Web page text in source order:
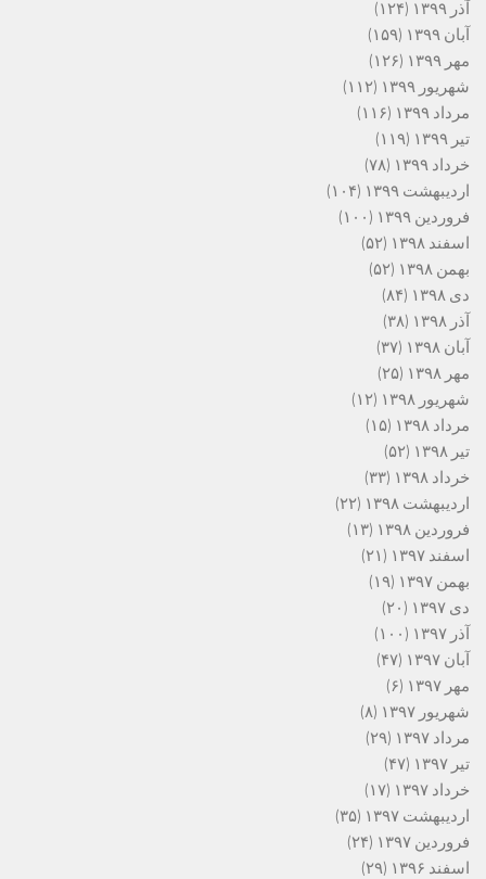
آذر ۱۳۹۹
(۱۲۴)
آبان ۱۳۹۹
(۱۵۹)
مهر ۱۳۹۹
(۱۲۶)
شهریور ۱۳۹۹
(۱۱۲)
مرداد ۱۳۹۹
(۱۱۶)
تیر ۱۳۹۹
(۱۱۹)
خرداد ۱۳۹۹
(۷۸)
اردیبهشت ۱۳۹۹
(۱۰۴)
فروردین ۱۳۹۹
(۱۰۰)
اسفند ۱۳۹۸
(۵۲)
بهمن ۱۳۹۸
(۵۲)
دی ۱۳۹۸
(۸۴)
آذر ۱۳۹۸
(۳۸)
آبان ۱۳۹۸
(۳۷)
مهر ۱۳۹۸
(۲۵)
شهریور ۱۳۹۸
(۱۲)
مرداد ۱۳۹۸
(۱۵)
تیر ۱۳۹۸
(۵۲)
خرداد ۱۳۹۸
(۳۳)
اردیبهشت ۱۳۹۸
(۲۲)
فروردین ۱۳۹۸
(۱۳)
اسفند ۱۳۹۷
(۲۱)
بهمن ۱۳۹۷
(۱۹)
دی ۱۳۹۷
(۲۰)
آذر ۱۳۹۷
(۱۰۰)
آبان ۱۳۹۷
(۴۷)
مهر ۱۳۹۷
(۶)
شهریور ۱۳۹۷
(۸)
مرداد ۱۳۹۷
(۲۹)
تیر ۱۳۹۷
(۴۷)
خرداد ۱۳۹۷
(۱۷)
اردیبهشت ۱۳۹۷
(۳۵)
فروردین ۱۳۹۷
(۲۴)
اسفند ۱۳۹۶
(۲۹)